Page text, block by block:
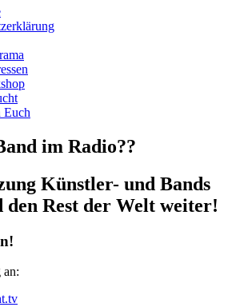
Euch
im Radio??
Künstler- und Bands
Rest der Welt weiter!
an: